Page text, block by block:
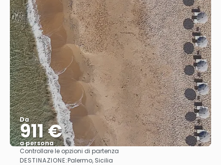
Da
911 €
a persona
Vedere
Controllare le opzioni di partenza
DESTINAZIONE:Palermo, Sicilia